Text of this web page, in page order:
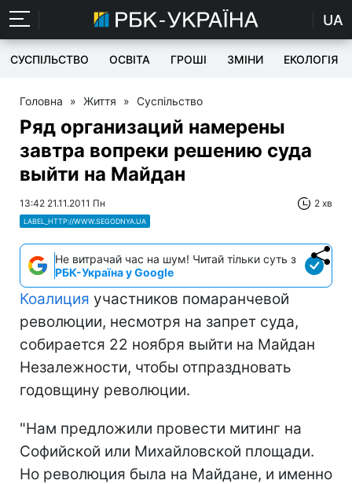
UA
СУСПІЛЬСТВО ОСВІТА ГРОШІ ЗМІНИ ЕКОЛОГІЯ
Головна » Життя » Суспільство
Ряд организаций намерены
завтра вопреки решению суда
выйти на Майдан
13:42 21.11.2011 Пн 2 хв
LABEL_HTTP://WWW.SEGODNYA.UA
Не витрачай час на шум! Читай тільки суть з
РБК-Україна у Google
Коалиция участников помаранчевой
революции, несмотря на запрет суда,
собирается 22 ноября выйти на Майдан
Незалежности, чтобы отпраздновать
годовщину революции.
"Нам предложили провести митинг на
Софийской или Михайловской площади.
Но революция была на Майдане, и именно